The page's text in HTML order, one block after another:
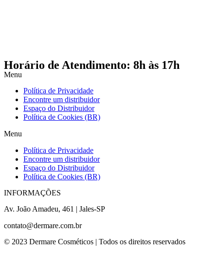
Horário de Atendimento: 8h às 17h
Menu
Política de Privacidade
Encontre um distribuidor
Espaço do Distribuidor
Política de Cookies (BR)
Menu
Política de Privacidade
Encontre um distribuidor
Espaço do Distribuidor
Política de Cookies (BR)
INFORMAÇÕES
Av. João Amadeu, 461 | Jales-SP
contato@dermare.com.br
© 2023 Dermare Cosméticos | Todos os direitos reservados